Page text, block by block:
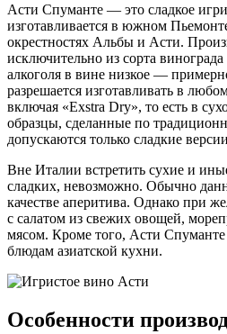
Асти Спуманте — это сладкое
изготавливается в южном
окрестностях Альбы и Асти.
исключительно из сорта
алкоголя в вине низкое —
разрешается изготавливать в
включая «Exstra Dry», то есть в
образцы, сделанные по
допускаются только сладкие
Вне Италии встретить сухие и
сладких, невозможно. Обычно
качестве аперитива. Однако при
с салатом из свежих овощей,
мясом. Кроме того, Асти
блюдам азиатской кухни.
Особенности